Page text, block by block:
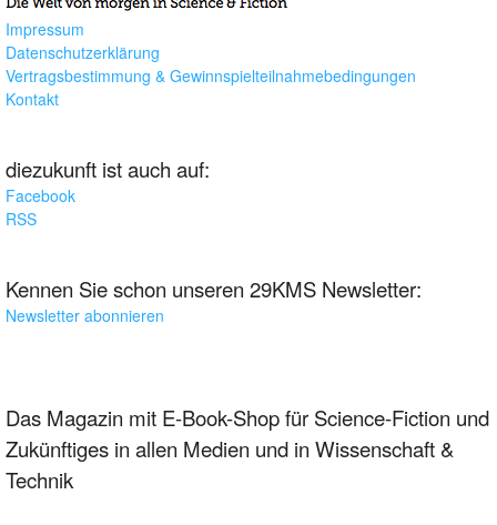
Impressum
Datenschutzerklärung
Vertragsbestimmung & Gewinnspielteilnahmebedingungen
Kontakt
diezukunft ist auch auf:
Facebook
RSS
Kennen Sie schon unseren 29KMS Newsletter:
Newsletter abonnieren
Das Magazin mit E-Book-Shop für Science-Fiction und
Zukünftiges in allen Medien und in Wissenschaft &
Technik